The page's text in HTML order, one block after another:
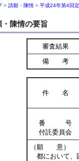
> 請願・陳情 > 平成24年第4回
・陳情の要旨
審査結果
備 考
件 名
番 号
付託委員会
（願 意）
都において、